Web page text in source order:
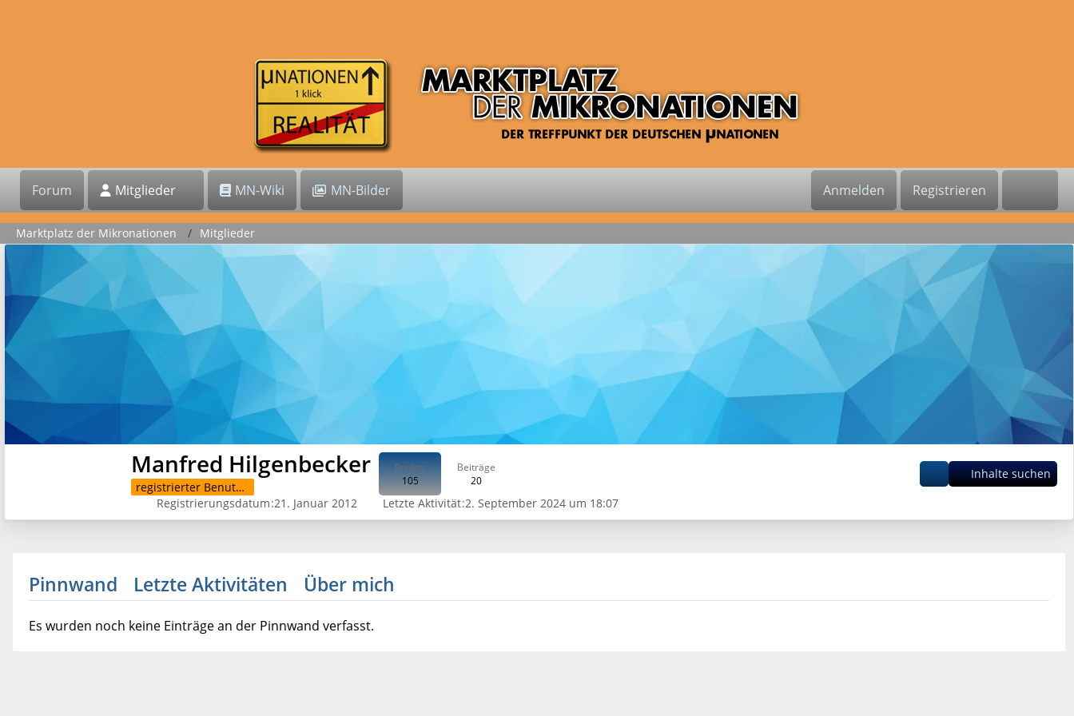
Forum Mitglieder MN-Wiki MN-Bilder Anmelden Registrieren
Marktplatz der Mikronationen Mitglieder
Manfred Hilgenbecker
registrierter Benutzer
Punkte
105
Beiträge
20
Inhalte suchen
Registrierungsdatum 21. Januar 2012 Letzte Aktivität 2. September 2024 um 18:07
Pinnwand Letzte Aktivitäten Über mich
Es wurden noch keine Einträge an der Pinnwand verfasst.